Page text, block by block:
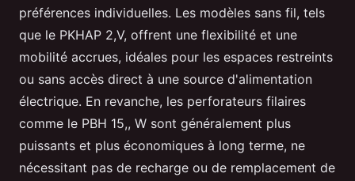
préférences individuelles. Les modèles sans fil, tels
que le PKHAP 2,V, offrent une flexibilité et une
mobilité accrues, idéales pour les espaces restreints
ou sans accès direct à une source d'alimentation
électrique. En revanche, les perforateurs filaires
comme le PBH 15,, W sont généralement plus
puissants et plus économiques à long terme, ne
nécessitant pas de recharge ou de remplacement de